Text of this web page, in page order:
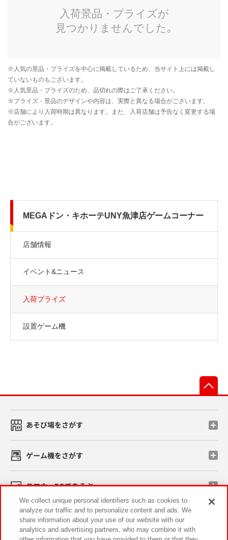
MEGAドン・キホーテUNY魚津店ゲームコーナー
店舗情報
イベント&ニュース
入荷プライズ
設置ゲーム機
あそび場をさがす
ゲーム機をさがす
スマホ・PCであそぶ
イベント・キャンペーン
We collect unique personal identifiers such as cookies to
analyze our traffic and to personalize content and ads. We
share information about your use of our website with our
analytics and advertising partners, who may combine it with